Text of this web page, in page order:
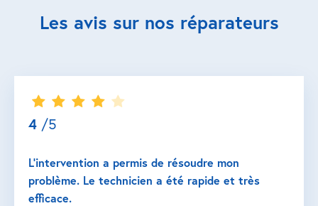
Les avis sur nos réparateurs
4 /5
L’intervention a permis de résoudre mon
problème. Le technicien a été rapide et très
efficace.